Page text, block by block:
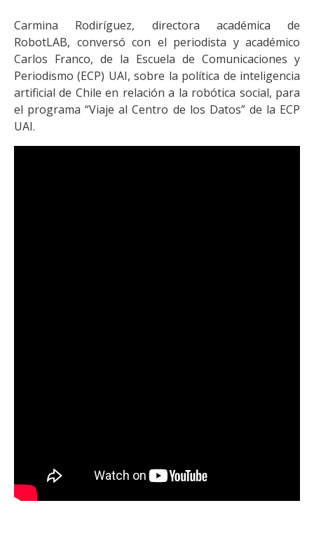
Carmina Rodiríguez, directora académica de
RobotLAB, conversó con el periodista y académico
Carlos Franco, de la Escuela de Comunicaciones y
Periodismo (ECP) UAI, sobre la política de inteligencia
artificial de Chile en relación a la robótica social, para
el programa “Viaje al Centro de los Datos” de la ECP
UAI.